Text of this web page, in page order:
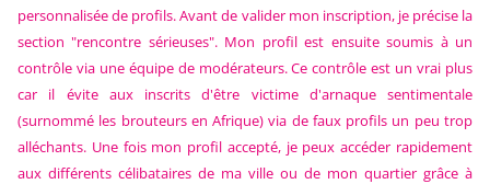
personnalisée de profils. Avant de valider mon inscription, je précise la
section "rencontre sérieuses". Mon profil est ensuite soumis à un
contrôle via une équipe de modérateurs. Ce contrôle est un vrai plus
car il évite aux inscrits d'être victime d'arnaque sentimentale
(surnommé les brouteurs en Afrique) via de faux profils un peu trop
alléchants. Une fois mon profil accepté, je peux accéder rapidement
aux différents célibataires de ma ville ou de mon quartier grâce à